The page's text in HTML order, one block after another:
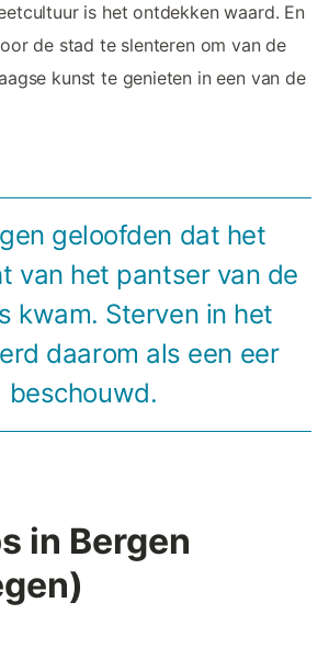
is het ontdekken waard. En
de stad te slenteren om van de
kunst te genieten in een van de
geloofden dat het
van het pantser van de
kwam. Sterven in het
daarom als een eer
beschouwd.
in Bergen